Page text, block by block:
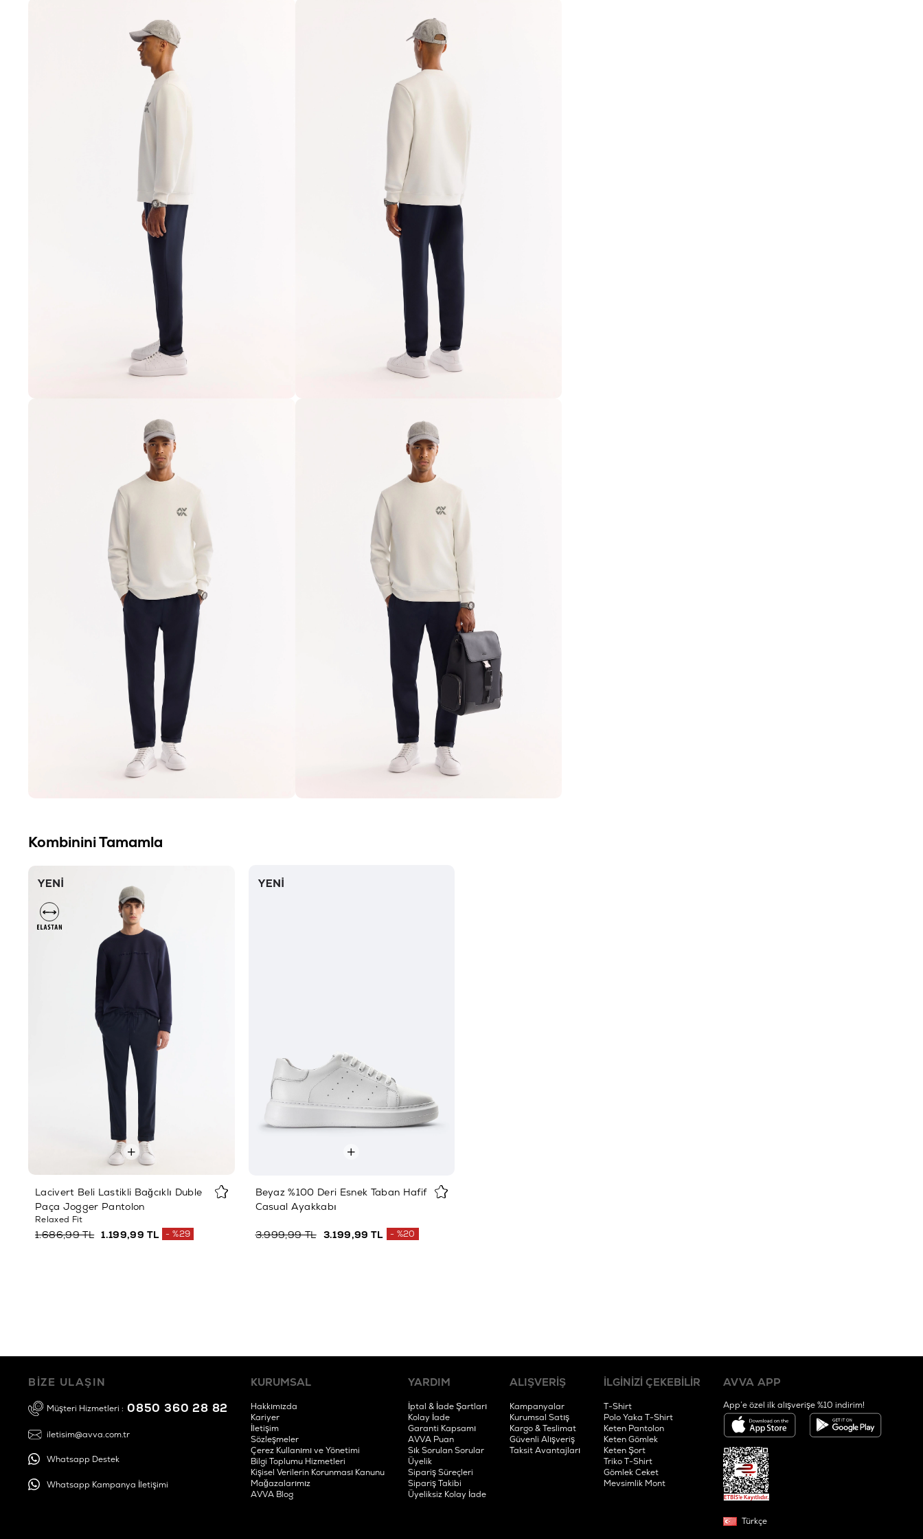
Kombinini Tamamla
Lacivert Beli Lastikli Bağcıklı Duble
Paça Jogger Pantolon
Relaxed Fit
1.199,99 TL
1.686,99 TL %29
Beyaz %100 Deri Esnek Taban Hafif
Casual Ayakkabı
3.199,99 TL
3.999,99 TL %20
BİZE ULAŞIN
Müşteri Hizmetleri : 0850 360 28 82
iletisim@avva.com.tr
Whatsapp Destek
Whatsapp Kampanya İletişimi
KURUMSAL
Hakkımızda
Kariyer
İletişim
Sözleşmeler
Çerez Kullanımı ve Yönetimi
Bilgi Toplumu Hizmetleri
Kişisel Verilerin Korunması Kanunu
Mağazalarımız
AVVA Blog
YARDIM
İptal & İade Şartları
Kolay İade
Garanti Kapsamı
AVVA Puan
Sık Sorulan Sorular
Üyelik
Sipariş Süreçleri
Sipariş Takibi
Üyeliksiz Kolay İade
ALIŞVERİŞ
Kampanyalar
Kurumsal Satış
Kargo & Teslimat
Güvenli Alışveriş
Taksit Avantajları
İLGİNİZİ ÇEKEBİLİR
T-Shirt
Polo Yaka T-Shirt
Keten Pantolon
Keten Gömlek
Keten Şort
Triko T-Shirt
Gömlek Ceket
Mevsimlik Mont
AVVA APP
App’e özel ilk alışverişe %10 indirim!
Türkçe